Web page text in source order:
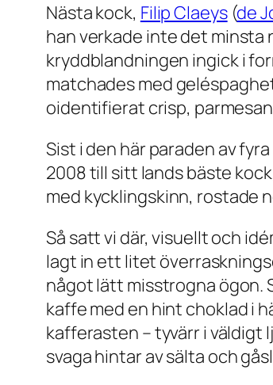
Nästa kock, Filip Claeys(de
han verkade inte det
kryddblandningen ingick i
matchades med
oidentifierat crisp,
Sist i den här paraden av
2008 till sitt lands bäste
med kycklingskinn, rostade
Så satt vi där, visuellt och
lagt in ett litet
något lätt misstrogna ögon.
kaffe med en hint choklad i
kafferasten – tyvärr i väldigt
svaga hintar av sälta och